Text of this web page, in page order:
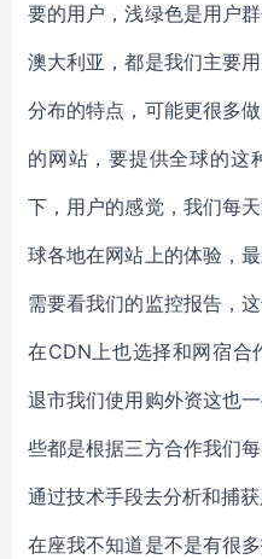
要的用户，浅绿色是用户
澳大利亚，都是我们主要
分布的特点，可能更很多
的网站，要提供全球的这
下，用户的感觉，我们每
球各地在网站上的体验，
需要看我们的监控报告，
在CDN上也选择和网宿合
退市我们使用购外资这也
些都是根据三方合作我们
通过技术手段去分析和捕获
在座我不知道是不是有很